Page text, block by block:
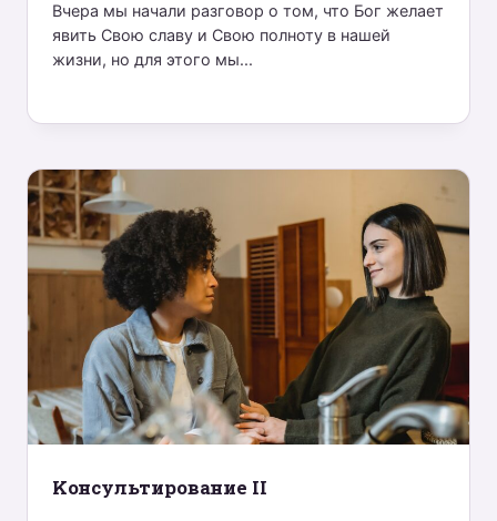
Вчера мы начали разговор о том, что Бог желает
явить Свою славу и Свою полноту в нашей
жизни, но для этого мы...
Kонсультирование II